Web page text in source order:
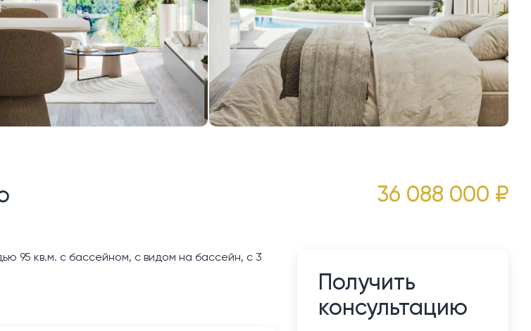
36 088 000 ₽
95 кв.м. с бассейном, с видом на бассейн, с 3
Получить
консультацию